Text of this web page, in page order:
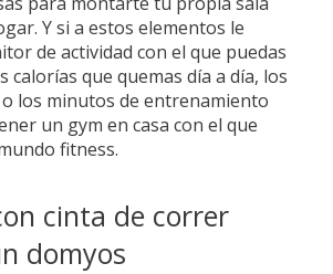
Y si a estos elementos le
de actividad con el que puedas
calorías que quemas día a día, los
o los minutos de entrenamiento
un gym en casa con el que
fitness.
cinta de correr
domyos